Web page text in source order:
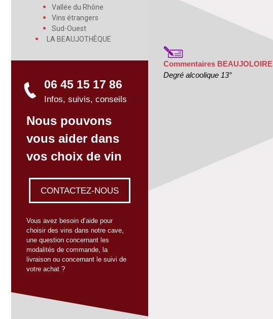
Vallée du Rhône
Vins étrangers
Sud-Ouest
LA BEAUJOTHÈQUE
06 45 15 17 86
Infos, suivis, conseils
Nous pouvons
vous aider dans
vos choix de vin
CONTACTEZ-NOUS
Vous avez besoin d’aide pour
choisir des vins dans notre cave,
une question concernant les
modalités de commande, la
livraison ou concernant le suivi de
votre achat ?
Commentaires BEAUJOLOIRE
Degré alcoolique 13°